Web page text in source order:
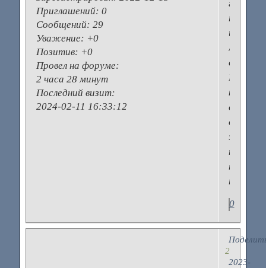
Приглашений: 0
Сообщений: 29
Уважение: +0
Позитив: +0
Провел на форуме:
2 часа 28 минут
Последний визит:
2024-02-11 16:33:12
и
Если
кто
с
этой
0
2
2023-